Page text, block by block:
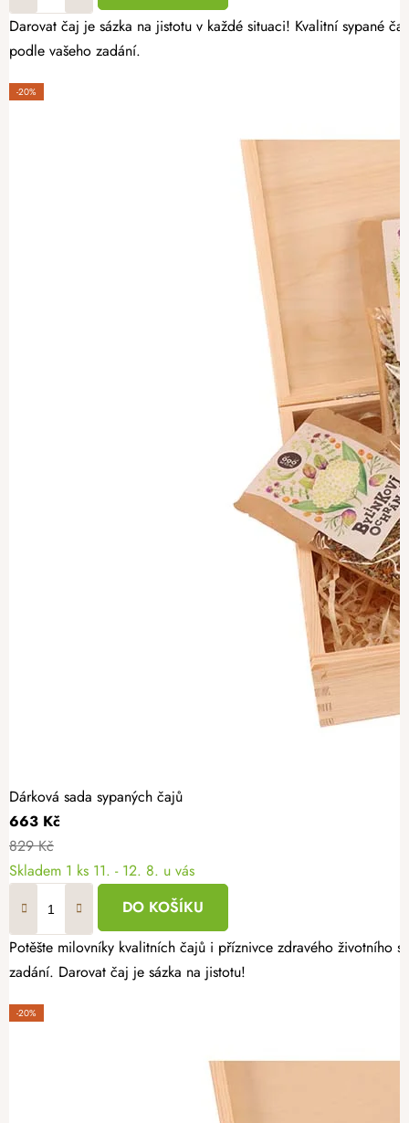
Darovat čaj je sázka na jistotu v každé situaci! Kvalitní sypané
podle vašeho zadání.
-20%
Dárková sada sypaných čajů
663 Kč
829 Kč
Skladem 1 ks 11. - 12. 8. u vás
DO KOŠÍKU
Potěšte milovníky kvalitních čajů i příznivce zdravého životního
zadání. Darovat čaj je sázka na jistotu!
-20%